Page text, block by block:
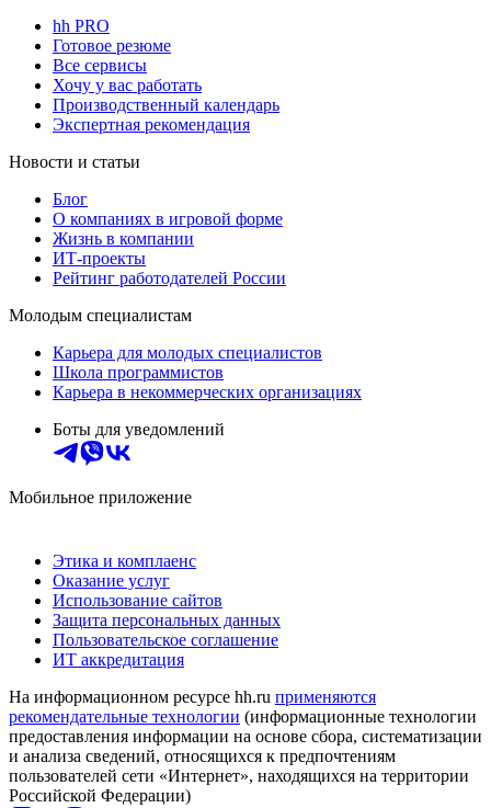
hh PRO
Готовое резюме
Все сервисы
Хочу у вас работать
Производственный календарь
Экспертная рекомендация
Новости и статьи
Блог
О компаниях в игровой форме
Жизнь в компании
ИТ-проекты
Рейтинг работодателей России
Молодым специалистам
Карьера для молодых специалистов
Школа программистов
Карьера в некоммерческих организациях
Боты для уведомлений
Мобильное приложение
Этика и комплаенс
Оказание услуг
Использование сайтов
Защита персональных данных
Пользовательское соглашение
ИТ аккредитация
На информационном ресурсе hh.ru применяются
рекомендательные технологии (информационные технологии
предоставления информации на основе сбора, систематизации
и анализа сведений, относящихся к предпочтениям
пользователей сети «Интернет», находящихся на территории
Российской Федерации)